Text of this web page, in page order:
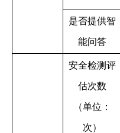
是否提供智
能问答
安全检测评
估次数
（单位：
次）